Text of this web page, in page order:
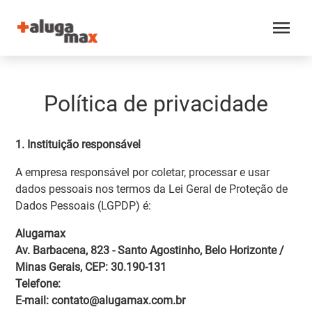
menu
Política de privacidade
1. Instituição responsável
A empresa responsável por coletar, processar e usar
dados pessoais nos termos da Lei Geral de Proteção de
Dados Pessoais (LGPDP) é:
Alugamax
Av. Barbacena, 823 - Santo Agostinho, Belo Horizonte /
Minas Gerais, CEP: 30.190-131
Telefone:
E-mail: contato@alugamax.com.br